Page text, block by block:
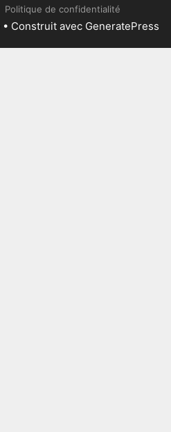
Politique de confidentialité
• Construit avec GeneratePress